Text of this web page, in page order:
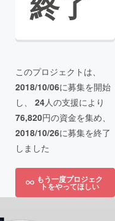
このプロジェクトは、
2018/10/06に募集を開始
し、 24人の支援により
76,820円の資金を集め、
2018/10/26に募集を終了
しました
もう一度プロジェク
トをやってほしい